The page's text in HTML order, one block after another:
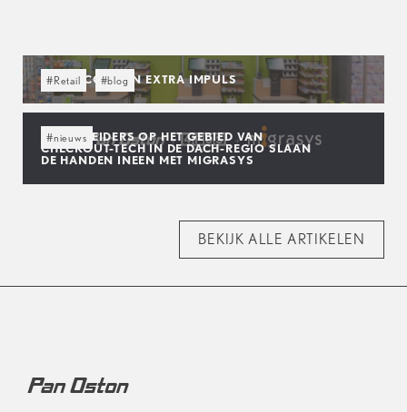
#Retail #blog
GEEF SCO’S EEN EXTRA IMPULS
#nieuws
MARKTLEIDERS OP HET GEBIED VAN
CHECKOUT-TECH IN DE DACH-REGIO SLAAN
DE HANDEN INEEN MET MIGRASYS
BEKIJK ALLE ARTIKELEN